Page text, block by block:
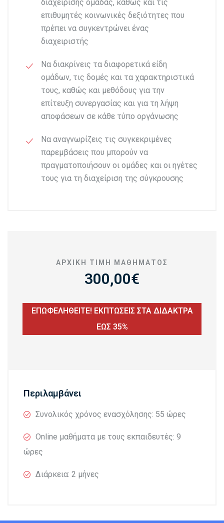
διαχείρισης ομάδας, καθώς και τις
επιθυμητές κοινωνικές δεξιότητες που
πρέπει να συγκεντρώνει ένας
διαχειριστής
Να διακρίνεις τα διαφορετικά είδη
ομάδων, τις δομές και τα χαρακτηριστικά
τους, καθώς και μεθόδους για την
επίτευξη συνεργασίας και για τη λήψη
αποφάσεων σε κάθε τύπο οργάνωσης
Να αναγνωρίζεις τις συγκεκριμένες
παρεμβάσεις που μπορούν να
πραγματοποιήσουν οι ομάδες και οι ηγέτες
τους για τη διαχείριση της σύγκρουσης
ΑΡΧΙΚΉ ΤΙΜΉ MΑΘΉΜΑΤΟΣ
300,00€
ΕΠΩΦΕΛΗΘΕΙΤΕ! ΕΚΠΤΩΣΕΙΣ ΣΤΑ ΔΙΔΑΚΤΡΑ
ΕΩΣ 35%
Περιλαμβάνει
Συνολικός χρόνος ενασχόλησης: 55 ώρες
Online μαθήματα με τους εκπαιδευτές: 9
ώρες
Διάρκεια: 2 μήνες